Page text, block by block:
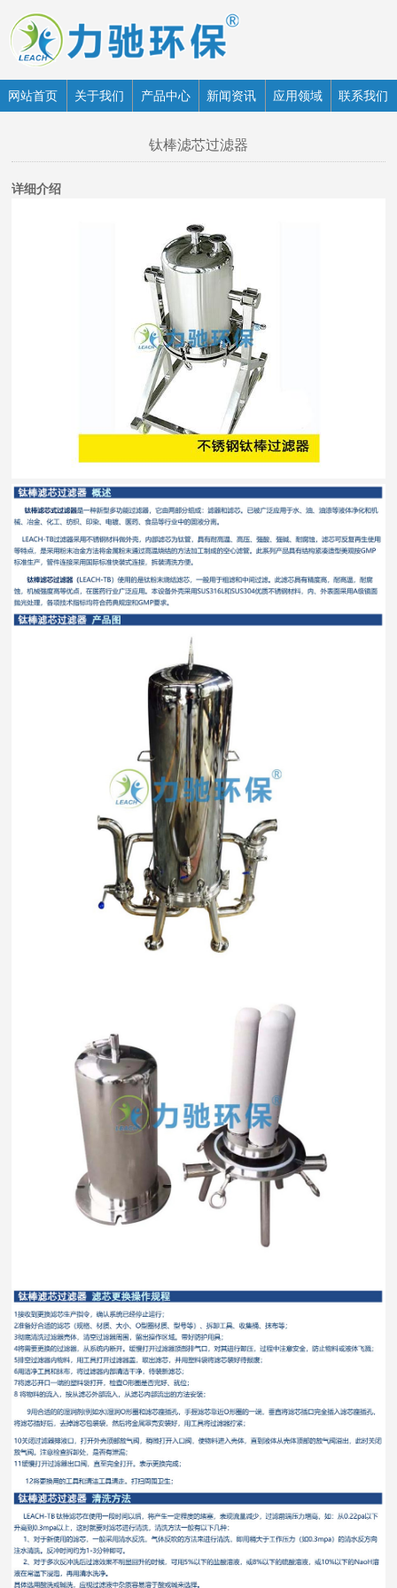
网站首页 关于我们 产品中心 新闻资讯 应用领域 联系我们
钛棒滤芯过滤器
详细介绍